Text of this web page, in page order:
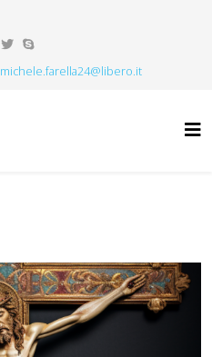
michele.farella24@libero.it